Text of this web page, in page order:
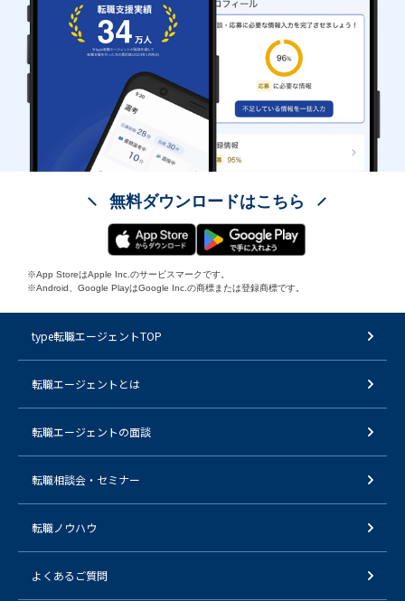
無料ダウンロードはこちら
※App StoreはApple Inc.のサービスマークです。
※Android、Google PlayはGoogle Inc.の商標または登録商標です。
type転職エージェントTOP
転職エージェントとは
転職エージェントの面談
転職相談会・セミナー
転職ノウハウ
よくあるご質問